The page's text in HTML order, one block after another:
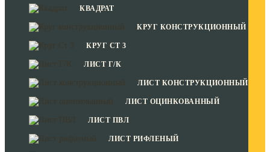
КВАДРАТ
КРУГ КОНСТРУКЦИОННЫЙ
КРУГ СТ 3
ЛИСТ Г/К
ЛИСТ КОНСТРУКЦИОННЫЙ
ЛИСТ ОЦИНКОВАННЫЙ
ЛИСТ ПВЛ
ЛИСТ РИФЛЕНЫЙ